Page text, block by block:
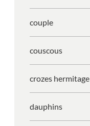
couple
couscous
crozes hermitage
dauphins